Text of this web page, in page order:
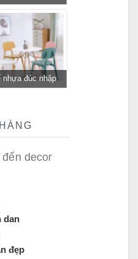
GLM116 - ghế
sang trọng
hàng, spa,
phòng tại
nhựa đúc nhập
GLM117- ghế
decor
dan
đẹp